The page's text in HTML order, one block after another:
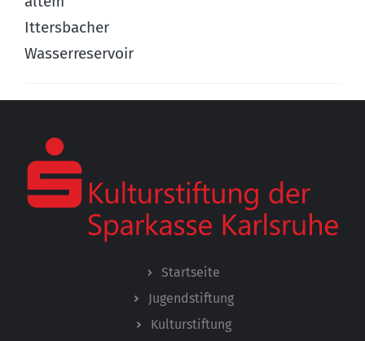
Startseite
Jugendstiftung
Kulturstiftung